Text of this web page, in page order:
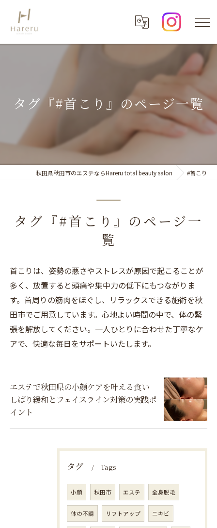
タグ『#首こり』のページ一覧
秋田県秋田市のエステならHareru total beauty salon #首こり
タグ『#首こり』のページ一
覧
首こりは、姿勢の悪さやストレスが原因で起こることが
多く、放置すると頭痛や集中力の低下にもつながりま
す。首周りの筋肉をほぐし、リラックスできる施術を秋
田市でご用意しています。心地よい時間の中で、体の緊
張を解放してください。一人ひとりに合わせた丁寧なケ
アで、快適な毎日をサポートいたします。
エステで秋田県の小顔ケアを叶える食い
しばり緩和とフェイスライン対策の実践ポ
イント
タグ Tags
小顔 秋田市 エステ 全身脱毛
体の不調 リフトアップ ニキビ